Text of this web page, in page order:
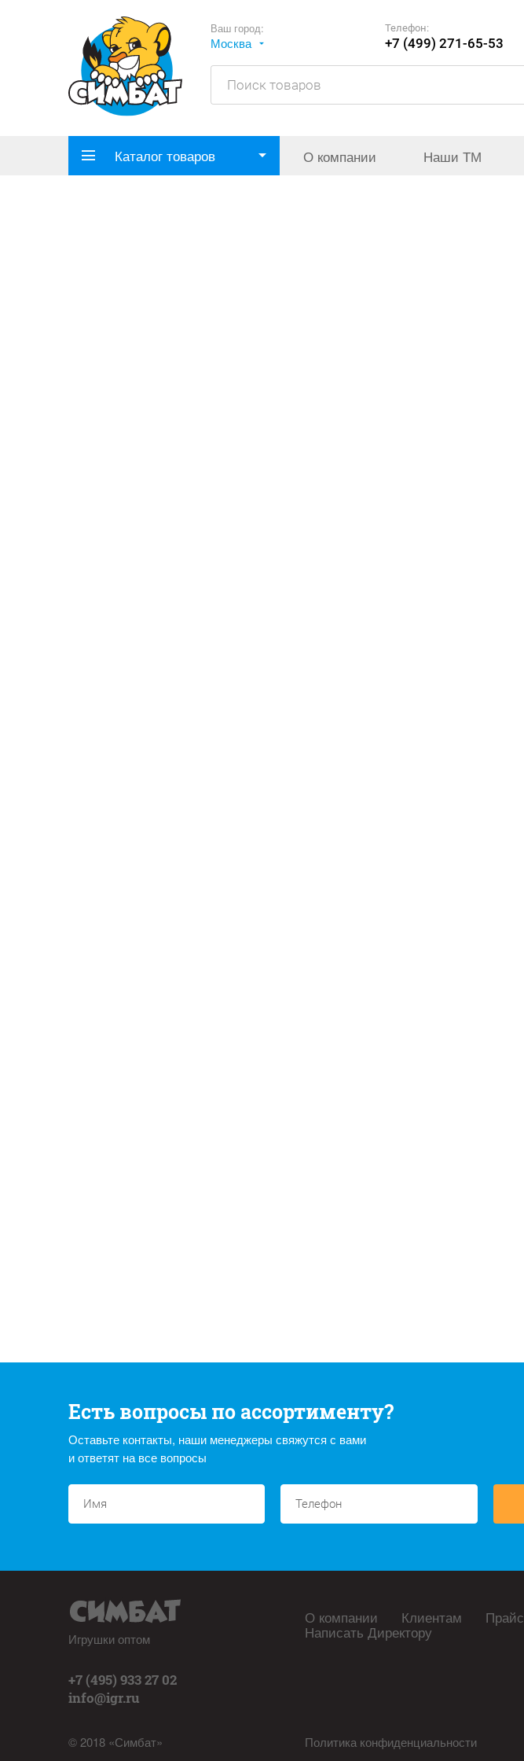
Ваш город:
Москва
Телефон:
+7 (499) 271-65-53
Каталог товаров О компании Наши ТМ
Есть вопросы по ассортименту?
Оставьте контакты, наши менеджеры свяжутся с вами
и ответят на все вопросы
Игрушки оптом
+7 (495) 933 27 02
info@igr.ru
© 2018 «Симбат»
О компании Клиентам Прайс
Написать Директору
Политика конфиденциальности